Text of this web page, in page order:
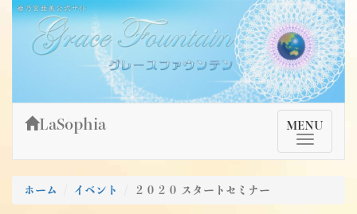
Skip
content
姫乃宮亜美公式サイト～Grace Fountain～
グレースファウンテン
TMenu
MENU
LaSophia
ホーム イベント ２０２０ スタートセミナー